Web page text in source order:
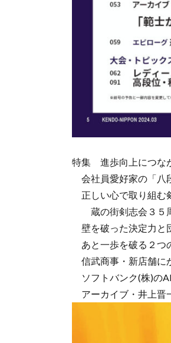
特集 進歩向上につな
会社員愛好家の「八
正しい心で取り組む
蔵の街剣志会３５
壁を破った決定力
あと一歩を破る２つ
信武商事・新店舗に
ソフトバンク(株)の
アーカイブ・井上晋